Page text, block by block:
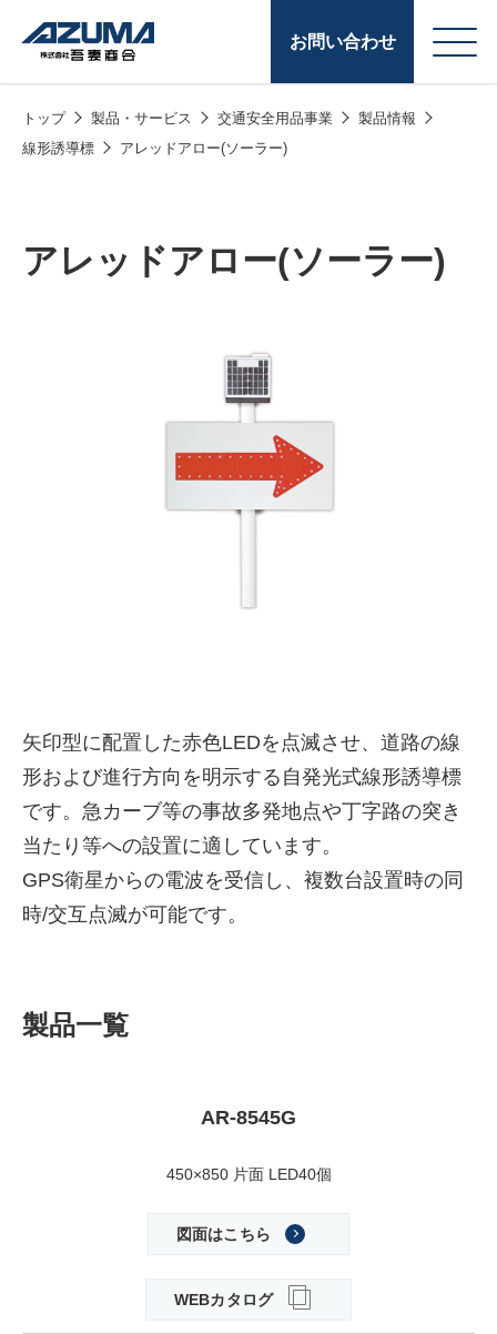
お問い合わせ
株式会社吾妻商会 会
要
株式会社吾妻製作所 会社案
内
トップ 製品・サービス 交通安全用品事業
製品情報
線形誘導標
アレッドアロー(ソーラー)
アレッドアロー(ソーラー)
矢印型に配置した赤色LEDを点滅させ、道路の線
形および進行方向を明示する自発光式線形誘導標
です。急カーブ等の事故多発地点や丁字路の突き
当たり等への設置に適しています。
GPS衛星からの電波を受信し、複数台設置時の同
時/交互点滅が可能です。
製品一覧
AR-8545G
450×850 片面 LED40個
図面はこちら
WEBカタログ